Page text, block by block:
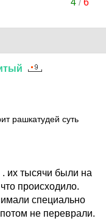
4/ 6
рашкатудей суть
их тысячи были на
происходило.
специально
не переврали.